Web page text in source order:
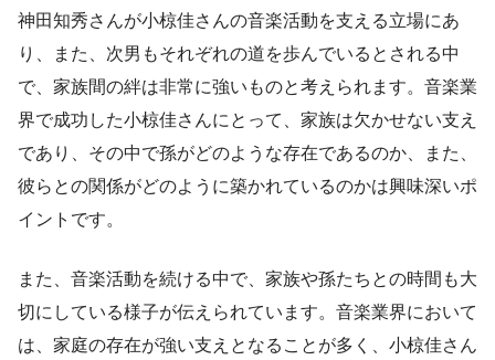
神田知秀さんが小椋佳さんの音楽活動を支える立場にあ
り、また、次男もそれぞれの道を歩んでいるとされる中
で、家族間の絆は非常に強いものと考えられます。音楽業
界で成功した小椋佳さんにとって、家族は欠かせない支え
であり、その中で孫がどのような存在であるのか、また、
彼らとの関係がどのように築かれているのかは興味深いポ
イントです。
また、音楽活動を続ける中で、家族や孫たちとの時間も大
切にしている様子が伝えられています。音楽業界において
は、家庭の存在が強い支えとなることが多く、小椋佳さん